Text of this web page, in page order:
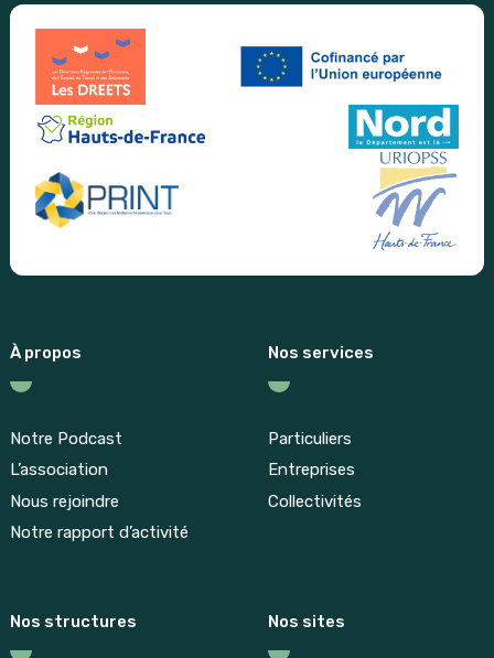
À propos
Notre Podcast
L’association
Nous rejoindre
Notre rapport d’activité
Nos services
Particuliers
Entreprises
Collectivités
Nos structures Nos sites